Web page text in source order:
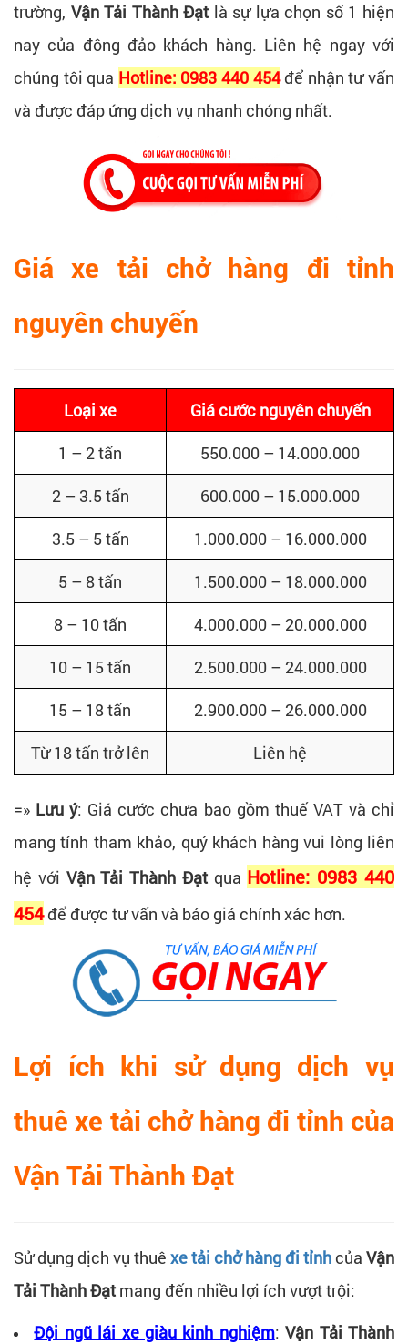
trường, Vận Tải Thành Đạt là sự lựa chọn số 1 hiện
nay của đông đảo khách hàng. Liên hệ ngay với
chúng tôi qua Hotline: 0983 440 454để nhận tư vấn
và được đáp ứng dịch vụ nhanh chóng nhất.
Giá xe tải chở hàng đi tỉnh
nguyên chuyến
Loại xe
Giá cước nguyên chuyến
1 – 2 tấn
550.000 – 14.000.000
2 – 3.5 tấn
600.000 – 15.000.000
3.5 – 5 tấn
1.000.000 – 16.000.000
5 – 8 tấn
1.500.000 – 18.000.000
8 – 10 tấn
4.000.000 – 20.000.000
10 – 15 tấn
2.500.000 – 24.000.000
15 – 18 tấn
2.900.000 – 26.000.000
Từ 18 tấn trở lên
Liên hệ
=» Lưu ý: Giá cước chưa bao gồm thuế VAT và chỉ
mang tính tham khảo, quý khách hàng vui lòng liên
hệ với Vận Tải Thành Đạtqua Hotline: 0983 440
454để được tư vấn và báo giá chính xác hơn.
Lợi ích khi sử dụng dịch vụ
thuê xe tải chở hàng đi tỉnh của
Vận Tải Thành Đạt
Sử dụng dịch vụ thuê xe tải chở hàng đi tỉnhcủa Vận
Tải Thành Đạt mang đến nhiều lợi ích vượt trội:
Đội ngũ lái xe giàu kinh nghiệm:Vận Tải Thành